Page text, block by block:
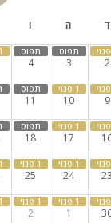
ד ה ו
2
3
4
9
10
11
17
18
23
24
25
1
2